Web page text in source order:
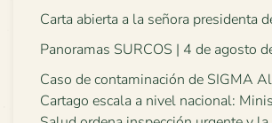
Carta abierta a la señora presidenta
Panoramas SURCOS | 4 de agosto
Caso de contaminación de SIGMA
Cartago escala a nivel nacional: